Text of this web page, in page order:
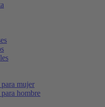
mujer
hombre